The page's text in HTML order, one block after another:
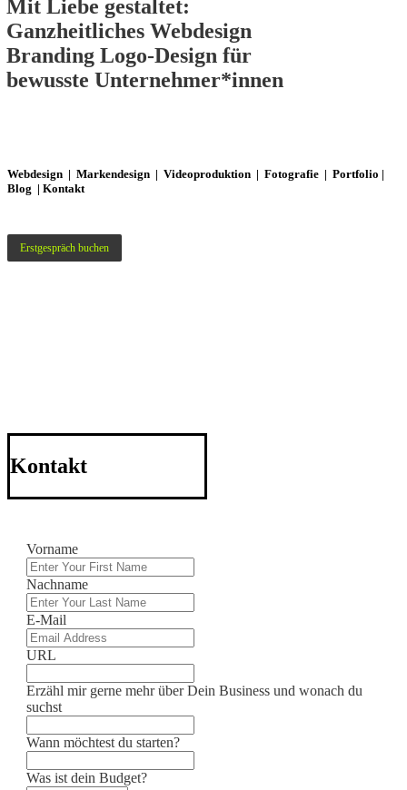
Mit Liebe gestaltet:
Ganzheitliches Webdesign
Branding Logo-Design für
bewusste Unternehmer*innen
Webdesign |Markendesign | Videoproduktion |Fotografie |Portfolio |
Blog |Kontakt
Erstgespräch buchen
Kontakt
Vorname
Nachname
E-Mail
URL
Erzähl mir gerne mehr über Dein Business und wonach du
suchst
Wann möchtest du starten?
Was ist dein Budget?